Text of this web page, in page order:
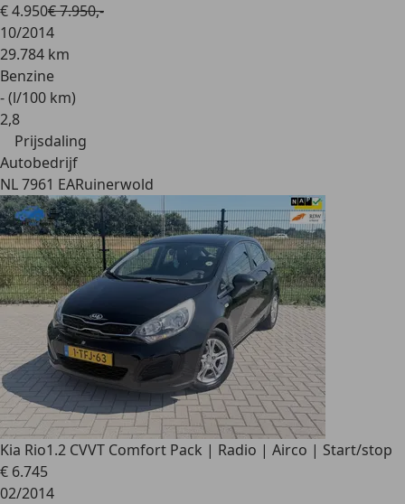
€ 4.950€ 7.950,-
10/2014
29.784 km
Benzine
- (l/100 km)
2,8
Prijsdaling
Autobedrijf
NL 7961 EARuinerwold
Kia Rio1.2 CVVT Comfort Pack | Radio | Airco | Start/stop
€ 6.745
02/2014